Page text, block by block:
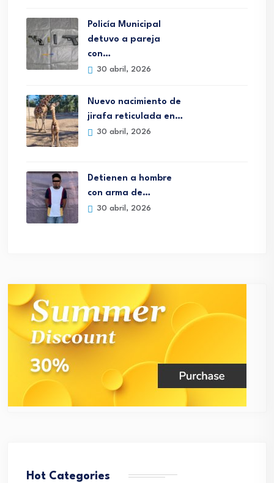
Policía Municipal
detuvo a pareja
con…
30 abril, 2026
Nuevo nacimiento de
jirafa reticulada en…
30 abril, 2026
Detienen a hombre
con arma de…
30 abril, 2026
Hot Categories